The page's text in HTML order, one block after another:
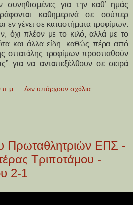
συνηθισμένες για την καθ’ ημάς
καθημερινά σε σούπερ
εν γένει σε καταστήματα τροφίμων.
όχι πλέον με το κιλό, αλλά με το
και άλλα είδη, καθώς πέρα από
σπατάλης τροφίμων προσπαθούν
για να ανταπεξέλθουν σε σειρά
π.μ. Δεν υπάρχουν σχόλια:
Πρωταθλητριών ΕΠΣ -
Τριποτάμου -
2-1